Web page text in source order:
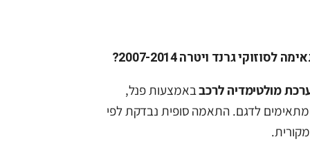
גרנד ויטרה 2007-2014?
מולטימדיה לרכבבאמצעות פנל,
לדגם. התאמה סופית נבדקת לפי